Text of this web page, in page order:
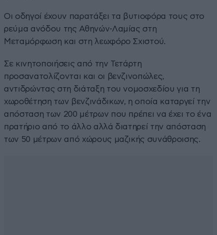
Οι οδηγοί έχουν παρατάξει τα βυτιοφόρα τους στο
ρεύμα ανόδου της Αθηνών-Λαμίας στη
Μεταμόρφωση και στη λεωφόρο Σχιστού.
Σε κινητοποιήσεις από την Τετάρτη
προσανατολίζονται και οι βενζινοπώλες,
αντιδρώντας στη διάταξη του νομοσχεδίου για τη
χωροθέτηση των βενζινάδικων, η οποία καταργεί την
απόσταση των 200 μέτρων που πρέπει να έχει το ένα
πρατήριο από το άλλο αλλά διατηρεί την απόσταση
των 50 μέτρων από χώρους μαζικής συνάθροισης.